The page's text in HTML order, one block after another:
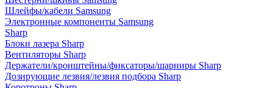
Шлейфы/кабели Samsung
Электронные компоненты Samsung
Sharp
Блоки лазера Sharp
Вентиляторы Sharp
Держатели/кронштейны/фиксаторы/шарниры Sharp
Дозирующие лезвия/лезвия подбора Sharp